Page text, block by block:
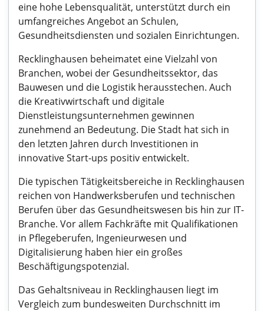
eine hohe Lebensqualität, unterstützt durch ein
umfangreiches Angebot an Schulen,
Gesundheitsdiensten und sozialen Einrichtungen.
Recklinghausen beheimatet eine Vielzahl von
Branchen, wobei der Gesundheitssektor, das
Bauwesen und die Logistik herausstechen. Auch
die Kreativwirtschaft und digitale
Dienstleistungsunternehmen gewinnen
zunehmend an Bedeutung. Die Stadt hat sich in
den letzten Jahren durch Investitionen in
innovative Start-ups positiv entwickelt.
Die typischen Tätigkeitsbereiche in Recklinghausen
reichen von Handwerksberufen und technischen
Berufen über das Gesundheitswesen bis hin zur IT-
Branche. Vor allem Fachkräfte mit Qualifikationen
in Pflegeberufen, Ingenieurwesen und
Digitalisierung haben hier ein großes
Beschäftigungspotenzial.
Das Gehaltsniveau in Recklinghausen liegt im
Vergleich zum bundesweiten Durchschnitt im